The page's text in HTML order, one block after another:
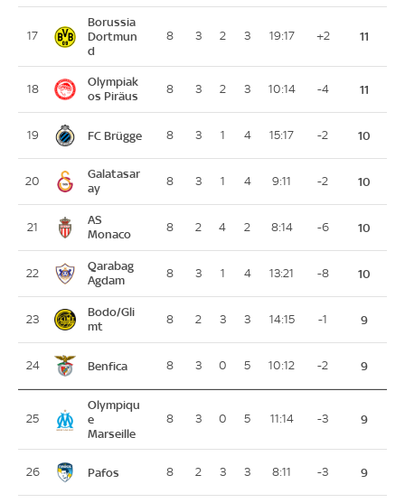
17
Borussia
Dortmun
d
8 3 2 3 19:17 +2 11
18
Olympiak
os Piräus
8 3 2 3 10:14 -4 11
19 FC Brügge 8 3 1 4 15:17 -2 10
20
Galatasar
ay
8 3 1 4 9:11 -2 10
21
AS
Monaco
8 2 4 2 8:14 -6 10
22
Qarabag
Agdam
8 3 1 4 13:21 -8 10
23
Bodo/Gli
mt
8 2 3 3 14:15 -1 9
24 Benfica 8 3 0 5 10:12 -2 9
25
Olympiqu
e
Marseille
8 3 0 5 11:14 -3 9
26 Pafos 8 2 3 3 8:11 -3 9